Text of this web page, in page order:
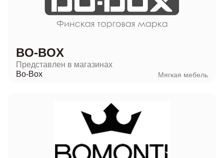
BO-BOX
Представлен в магазинах
Bo-Box
Мягкая мебель